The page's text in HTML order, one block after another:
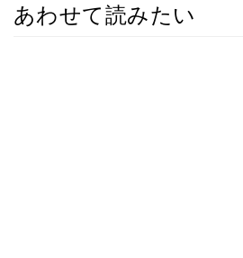
あわせて読みたい